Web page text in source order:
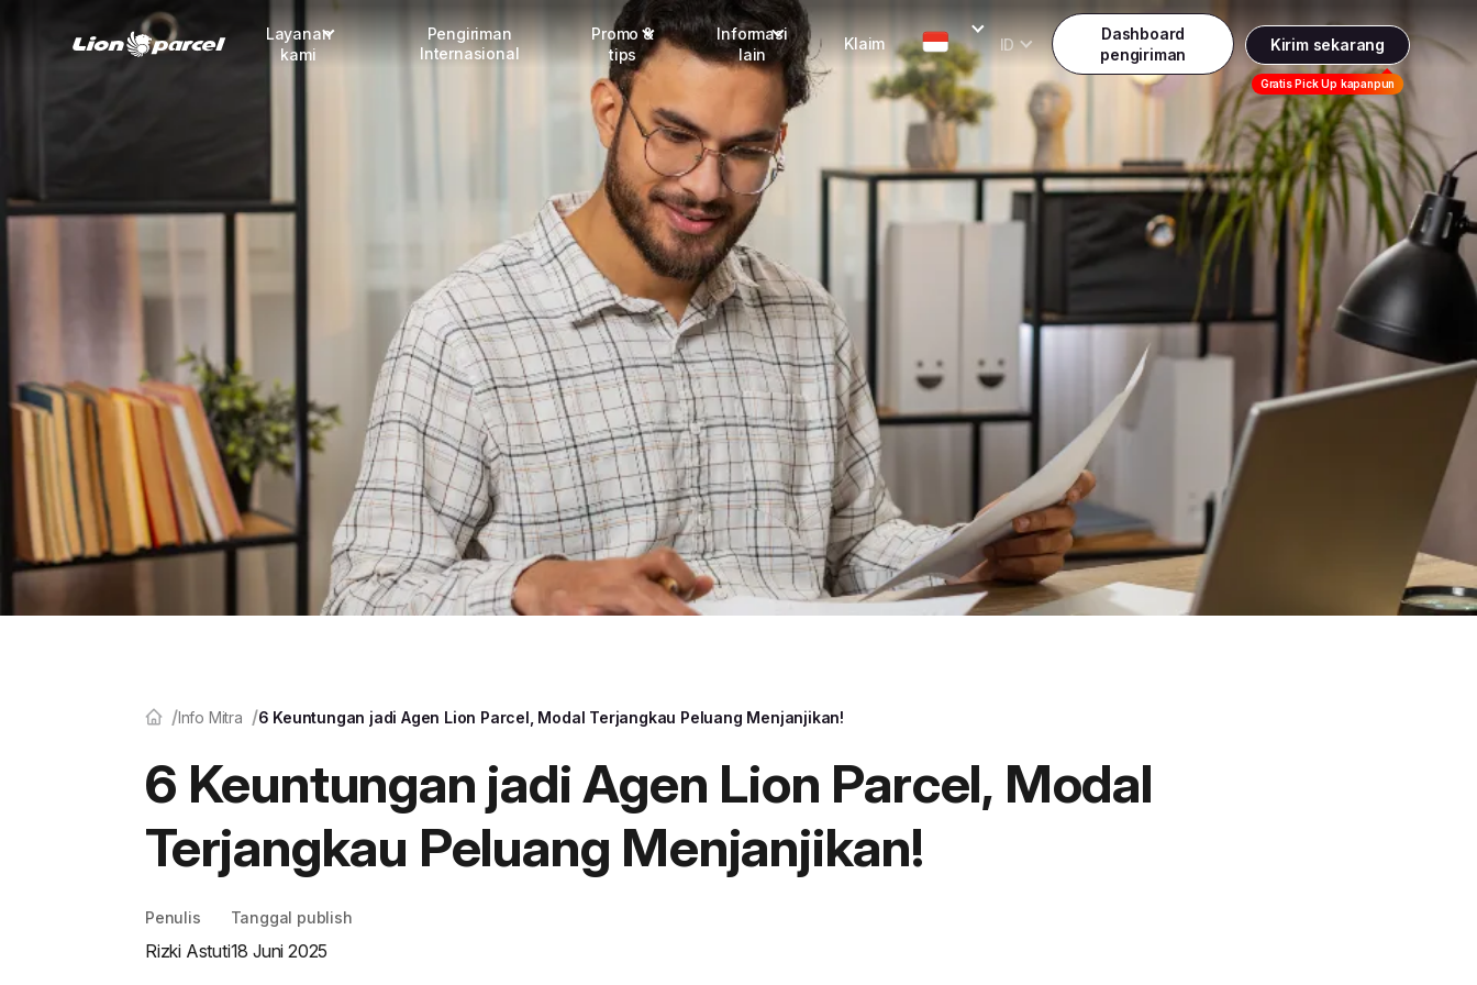
Layanan
kami
Fulfillment
Daftar jadi Mitra
Lacak pendaftaran Mitra
Pengiriman
Internasional
Promo &
tips
Promo terbaru
Info seller
Info mitra
Informasi
lain
Dangerous Goods
Karantina
FAQ
Tentang kami
Karir
Klaim
Indonesia
Malaysia
ID
Indonesia
English
Dashboard
pengiriman
Kirim sekarang
Gratis Pick Up kapanpun
Info Mitra 6 Keuntungan jadi Agen Lion Parcel, Modal Terjangkau Peluang Menjanjikan!
6 Keuntungan jadi Agen Lion Parcel, Modal
Terjangkau Peluang Menjanjikan!
Penulis
Rizki Astuti
Tanggal publish
18 Juni 2025